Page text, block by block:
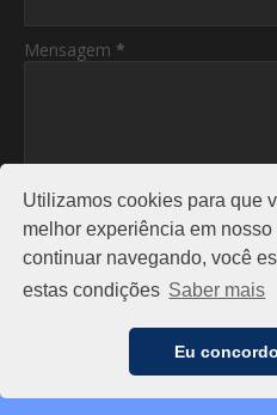
Utilizamos cookies para que
melhor experiência em nosso
continuar navegando, você
estas condições Saber mais
Eu
Mensagem *
https://
NOTÍCIAS